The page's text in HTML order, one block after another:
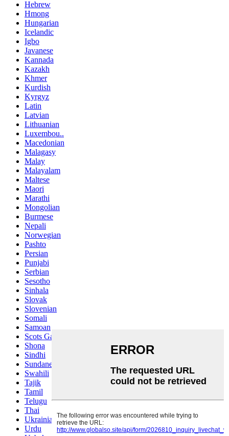
Hebrew
Hmong
Hungarian
Icelandic
Igbo
Javanese
Kannada
Kazakh
Khmer
Kurdish
Kyrgyz
Latin
Latvian
Lithuanian
Luxembou..
Macedonian
Malagasy
Malay
Malayalam
Maltese
Maori
Marathi
Mongolian
Burmese
Nepali
Norwegian
Pashto
Persian
Punjabi
Serbian
Sesotho
Sinhala
Slovak
Slovenian
Somali
Samoan
Scots Gaelic
Shona
Sindhi
Sundanese
Swahili
Tajik
Tamil
Telugu
Thai
Ukrainian
Urdu